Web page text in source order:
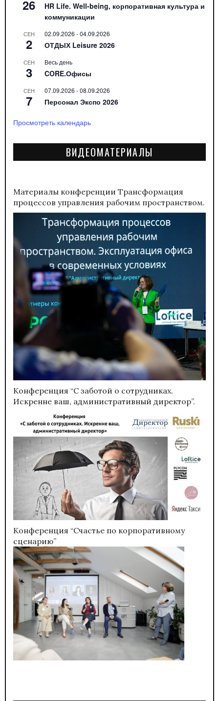
26
HR Life. Well-being, корпоративная культура и
коммуникации
СЕН
2
02.09.2026 -04.09.2026
ОТДЫХ Leisure 2026
СЕН
3
Весь день
CORE.Офисы
СЕН
7
07.09.2026 -08.09.2026
Персонал Экспо 2026
Просмотреть календарь
ВИДЕОМАТЕРИАЛЫ
Материалы конференции Трансформация
процессов управления рабочим пространством.
Конференция “С заботой о сотрудниках.
Искренне ваш, административный директор”.
Конференция “Счастье по корпоративному
сценарию”